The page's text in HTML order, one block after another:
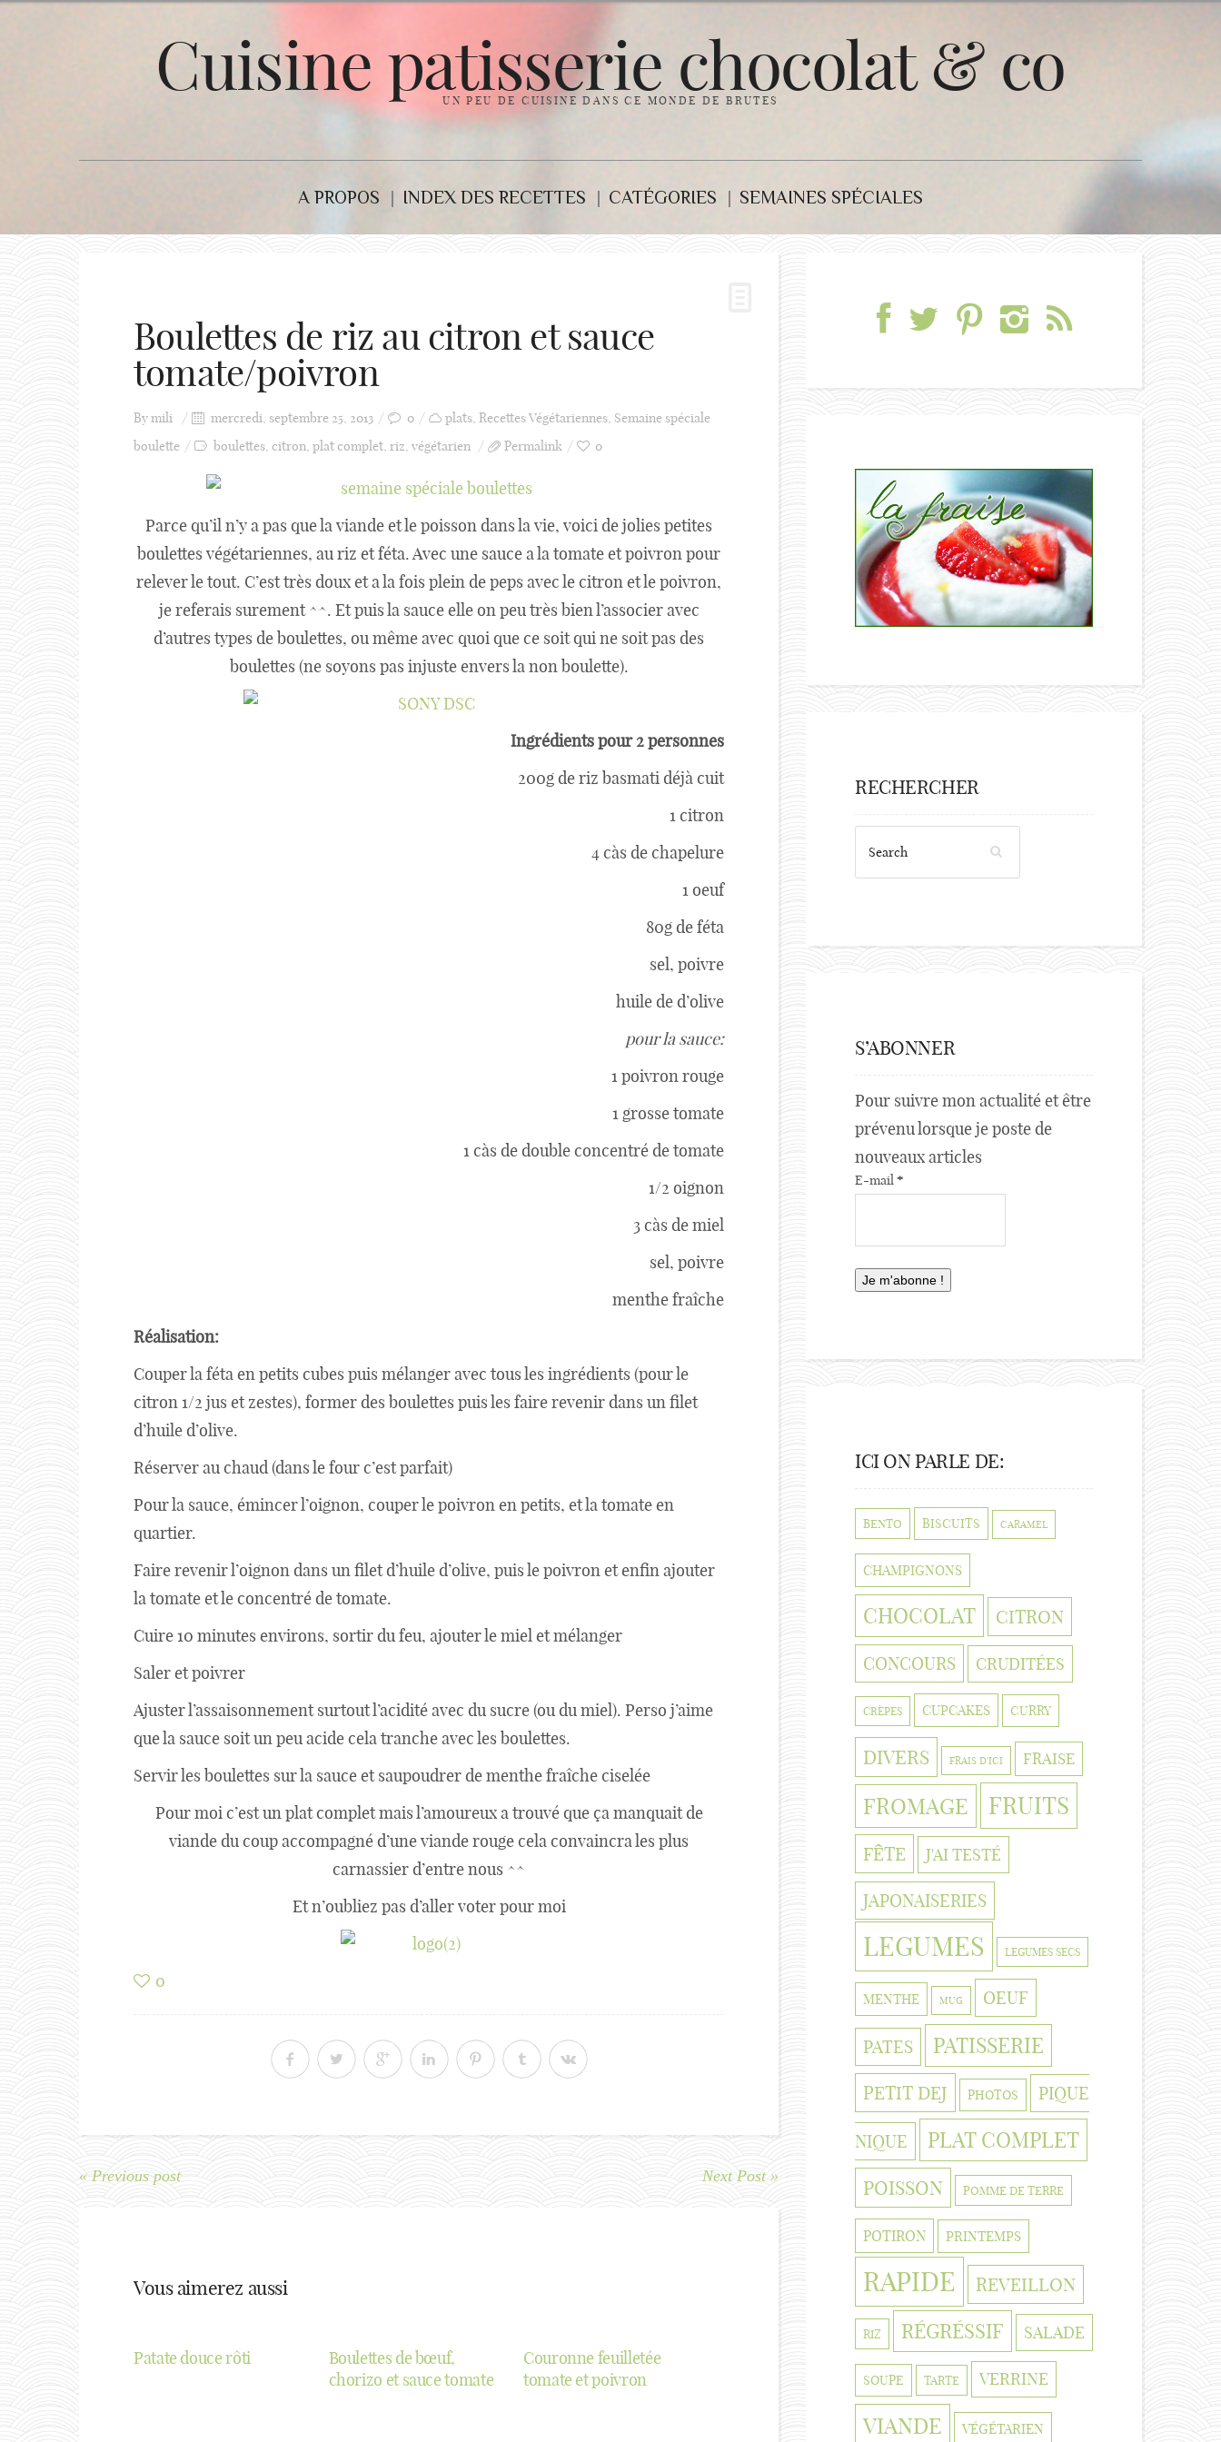
Cuisine patisserie chocolat & co
UN PEU DE CUISINE DANS CE MONDE DE BRUTES
A PROPOS INDEX DES RECETTES CATÉGORIES SEMAINES SPÉCIALES
Boulettes de riz au citron et sauce
tomate/poivron
Bymili mercredi, septembre 25, 2013 0 plats, Recettes Végétariennes, Semaine spéciale
boulette
boulettes, citron, plat complet, riz, végétarien Permalink 0
Parce qu’il n’y a pas que la viande et le poisson dans la vie, voici de jolies petites
boulettes végétariennes, au riz et féta. Avec une sauce a la tomate et poivron pour
relever le tout. C’est très doux et a la fois plein de peps avec le citron et le poivron,
je referais surement ^^. Et puis la sauce elle on peu très bien l’associer avec
d’autres types de boulettes, ou même avec quoi que ce soit qui ne soit pas des
boulettes (ne soyons pas injuste envers la non boulette).
Ingrédients pour 2 personnes
200g de riz basmati déjà cuit
1 citron
4 càs de chapelure
1 oeuf
80g de féta
sel, poivre
huile de d’olive
pour la sauce:
1 poivron rouge
1 grosse tomate
1 càs de double concentré de tomate
1/2 oignon
3 càs de miel
sel, poivre
menthe fraîche
Réalisation:
Couper la féta en petits cubes puis mélanger avec tous les ingrédients (pour le
citron 1/2 jus et zestes), former des boulettes puis les faire revenir dans un filet
d’huile d’olive.
Réserver au chaud (dans le four c’est parfait)
Pour la sauce, émincer l’oignon, couper le poivron en petits, et la tomate en
quartier.
Faire revenir l’oignon dans un filet d’huile d’olive, puis le poivron et enfin ajouter
la tomate et le concentré de tomate.
Cuire 10 minutes environs, sortir du feu, ajouter le miel et mélanger
Saler et poivrer
Ajuster l’assaisonnement surtout l’acidité avec du sucre (ou du miel). Perso j’aime
que la sauce soit un peu acide cela tranche avec les boulettes.
Servir les boulettes sur la sauce et saupoudrer de menthe fraîche ciselée
Pour moi c’est un plat complet mais l’amoureux a trouvé que ça manquait de
viande du coup accompagné d’une viande rouge cela convaincra les plus
carnassier d’entre nous ^^
Et n’oubliez pas d’aller voter pour moi
0
« Previous post Next Post »
Vous aimerez aussi
Patate douce rôti
Boulettes de bœuf,
chorizo et sauce tomate
Couronne feuilletée
tomate et poivron
RECHERCHER
S’ABONNER
Pour suivre mon actualité et être
prévenu lorsque je poste de
nouveaux articles
E-mail *
ICI ON PARLE DE:
BENTO BISCUITS CARAMEL
CHAMPIGNONS
CHOCOLAT CITRON
CONCOURS CRUDITÉES
CRÈPES CUPCAKES CURRY
DIVERS FRAIS D'ICI FRAISE
FROMAGE FRUITS
FÊTE J'AI TESTÉ
JAPONAISERIES
LEGUMES LEGUMES SECS
MENTHE MUG OEUF
PATES PATISSERIE
PETIT DEJ PHOTOS PIQUE
NIQUE PLAT COMPLET
POISSON POMME DE TERRE
POTIRON PRINTEMPS
RAPIDE REVEILLON
RIZ RÉGRÉSSIF SALADE
SOUPE TARTE VERRINE
VIANDE VÉGÉTARIEN